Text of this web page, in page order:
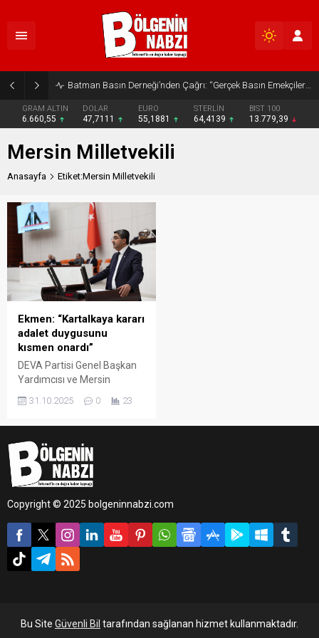
Batman Basın Derneği’nden Çağrı: “Gerçek Basın Emekçileri Desteklenmeli”
GRAM ALTIN
6.660,55
DOLAR
47,7111
EURO
55,1881
STERLİN
64,4139
BIST 100
13.779,39
Mersin Milletvekili
Anasayfa Etiket:Mersin Milletvekili
Ekmen: “Kartalkaya kararı
adalet duygusunu
kısmen onardı”
DEVA Partisi Genel Başkan
Yardımcısı ve Mersin
Milletvekili Mehmet Emin
Ekmen, Bolu Kartalkaya’da
değerlendirmede bulundu.
Ekmen, kararın önemli
olduğunu ancak hâlâ
kişilerin yargılanması
gerektiğini vurguladı.
31.10.2025 0 23
Copyright © 2025 bolgeninnabzi.com
Bu Site Güvenli Bil tarafından sağlanan hizmet kullanmaktadır.